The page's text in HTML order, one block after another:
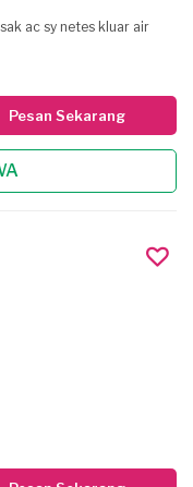
ac sy netes kluar air
Pesan Sekarang